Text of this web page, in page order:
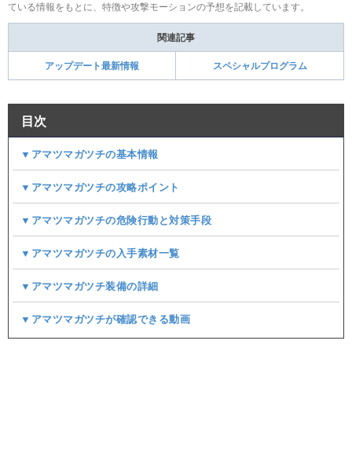
ている情報をもとに、特徴や攻撃モーションの予想を記載しています。
関連記事
アップデート最新情報 スペシャルプログラム
目次
▼アマツマガツチの基本情報
▼アマツマガツチの攻略ポイント
▼アマツマガツチの危険行動と対策手段
▼アマツマガツチの入手素材一覧
▼アマツマガツチ装備の詳細
▼アマツマガツチが確認できる動画